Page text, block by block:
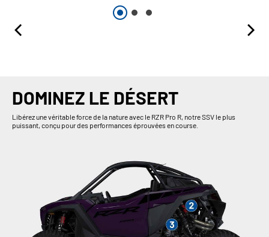
DOMINEZ LE DÉSERT
Libérez une véritable force de la nature avec le RZR Pro R, notre SSV le plus
puissant, conçu pour des performances éprouvées en course.